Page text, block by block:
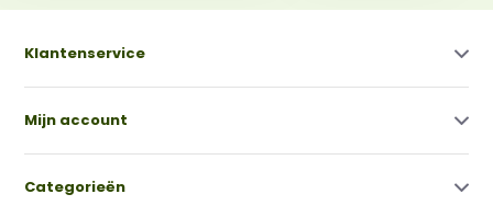
Klantenservice
Mijn account
Categorieën